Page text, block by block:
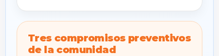
Tres compromisos preventivos
de la comunidad